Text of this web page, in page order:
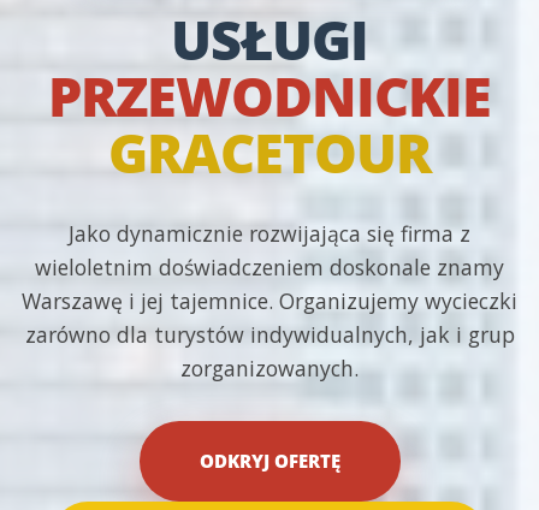
USŁUGI
PRZEWODNICKIE
GRACETOUR
Jako dynamicznie rozwijająca się firma z
wieloletnim doświadczeniem doskonale znamy
Warszawę i jej tajemnice. Organizujemy wycieczki
zarówno dla turystów indywidualnych, jak i grup
zorganizowanych.
ODKRYJ OFERTĘ